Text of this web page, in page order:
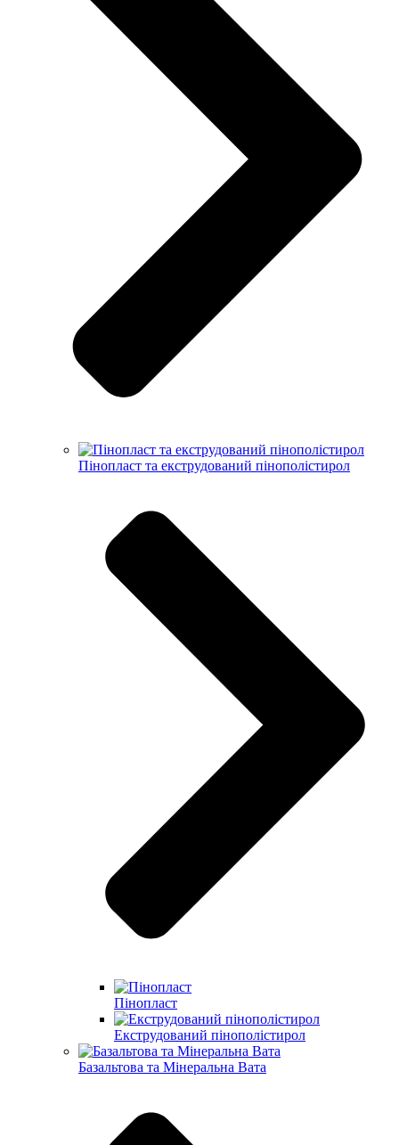
Пінопласт та екструдований пінополістирол
Пінопласт
Екструдований пінополістирол
Базальтова та Мінеральна Вата